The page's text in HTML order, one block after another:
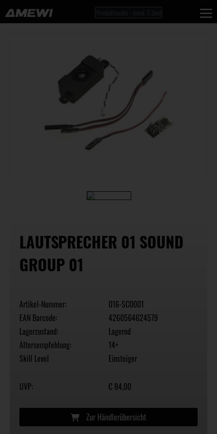
LAUTSPRECHER 01 SOUND
GROUP 01
Artikel-Nummer:
016-SC0001
EAN Barcode:
4260564624579
Lagerzustand:
Lagernd
Altersempfehlung:
14+
Skill Level
Einsteiger
UVP: € 84,00
Zur Händlerübersicht